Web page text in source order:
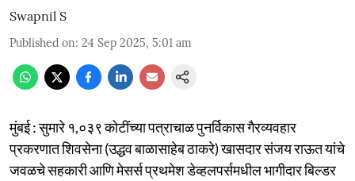
Swapnil S
Published on: 24 Sep 2025, 5:01 am
मुंबई : सुमारे १,०३९ कोटींच्या पत्राचाळ पुनर्विकास गैरव्यवहार
प्रकरणात शिवसेना (उद्धव बाळासाहेब ठाकरे) खासदार संजय राऊत यांचे
जवळचे सहकारी आणि मेसर्स प्रथमेश डेव्हलपर्समधील भागीदार बिल्डर